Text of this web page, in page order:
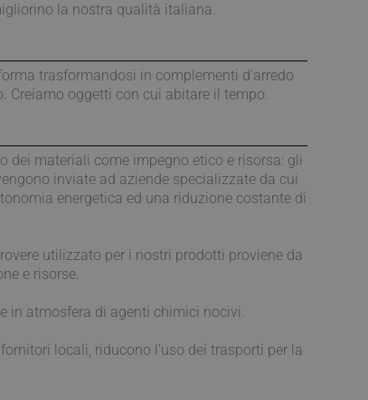
la nostra qualità italiana.
trasformandosi in complementi d’arredo
Creiamo oggetti con cui abitare il tempo.
dei materiali come impegno etico e risorsa: gli
inviate ad aziende specializzate da cui
energetica ed una riduzione costante di
utilizzato per i nostri prodotti proviene da
e risorse.
in atmosfera di agenti chimici nocivi.
locali, riducono l’uso dei trasporti per la